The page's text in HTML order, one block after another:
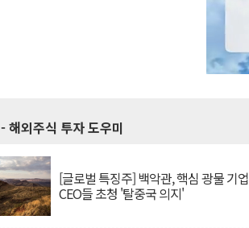
- 해외주식 투자 도우미
[글로벌 특징주] 백악관, 핵심 광물 기업
CEO들 초청 '탈중국 의지'